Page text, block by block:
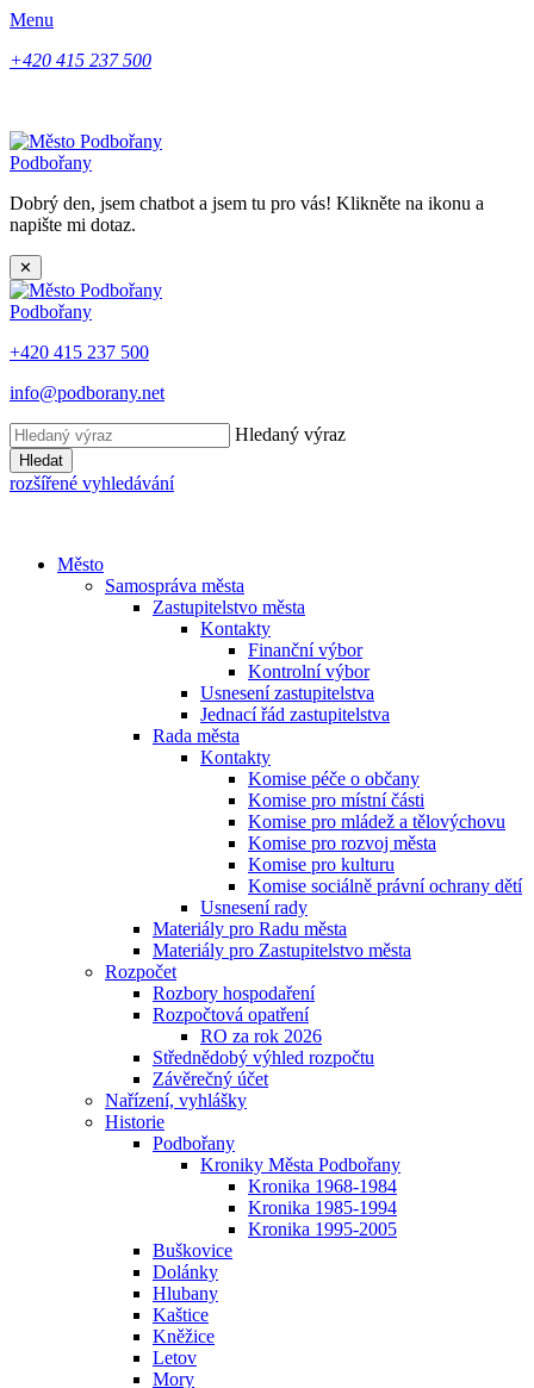
Menu
+420 415 237 500
Podbořany
Dobrý den, jsem chatbot a jsem tu pro vás! Klikněte na ikonu a
napište mi dotaz.
✕
Podbořany
+420 415 237 500
info@podborany.net
Hledaný výraz
Hledat
rozšířené vyhledávání
Město
Samospráva města
Zastupitelstvo města
Kontakty
Finanční výbor
Kontrolní výbor
Usnesení zastupitelstva
Jednací řád zastupitelstva
Rada města
Kontakty
Komise péče o občany
Komise pro místní části
Komise pro mládež a tělovýchovu
Komise pro rozvoj města
Komise pro kulturu
Komise sociálně právní ochrany dětí
Usnesení rady
Materiály pro Radu města
Materiály pro Zastupitelstvo města
Rozpočet
Rozbory hospodaření
Rozpočtová opatření
RO za rok 2026
Střednědobý výhled rozpočtu
Závěrečný účet
Nařízení, vyhlášky
Historie
Podbořany
Kroniky Města Podbořany
Kronika 1968-1984
Kronika 1985-1994
Kronika 1995-2005
Buškovice
Dolánky
Hlubany
Kaštice
Kněžice
Letov
Mory